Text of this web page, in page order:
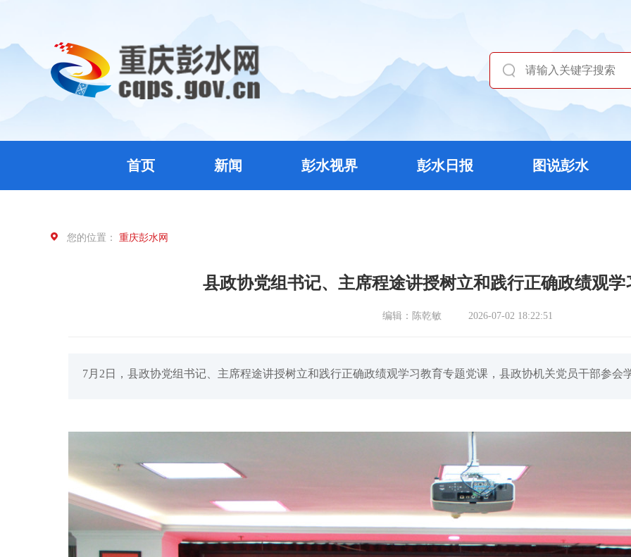
首页 新闻 彭水视界 彭水日报 图说彭水
您的位置： 重庆彭水网
县政协党组书记、主席程途讲授树立和践行正确政绩观
编辑： 陈乾敏 2026-07-02 18:22:51
7月2日，县政协党组书记、主席程途讲授树立和践行正确政绩观学习教育专题党课，县政协机关党员干部参会